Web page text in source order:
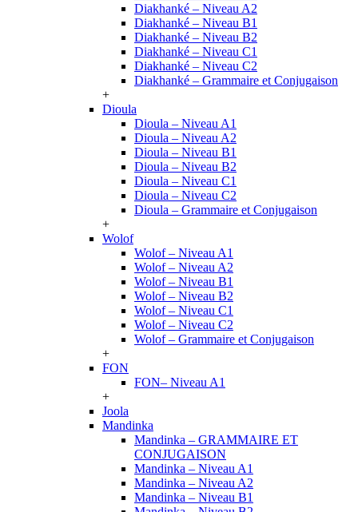
Diakhanké – Niveau A2
Diakhanké – Niveau B1
Diakhanké – Niveau B2
Diakhanké – Niveau C1
Diakhanké – Niveau C2
Diakhanké – Grammaire et Conjugaison
+
Dioula
Dioula – Niveau A1
Dioula – Niveau A2
Dioula – Niveau B1
Dioula – Niveau B2
Dioula – Niveau C1
Dioula – Niveau C2
Dioula – Grammaire et Conjugaison
+
Wolof
Wolof – Niveau A1
Wolof – Niveau A2
Wolof – Niveau B1
Wolof – Niveau B2
Wolof – Niveau C1
Wolof – Niveau C2
Wolof – Grammaire et Conjugaison
+
FON
FON– Niveau A1
+
Joola
Mandinka
Mandinka – GRAMMAIRE ET
CONJUGAISON
Mandinka – Niveau A1
Mandinka – Niveau A2
Mandinka – Niveau B1